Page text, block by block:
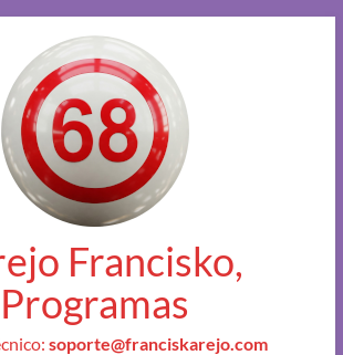
Francisko,
Programas
soporte@franciskarejo.com